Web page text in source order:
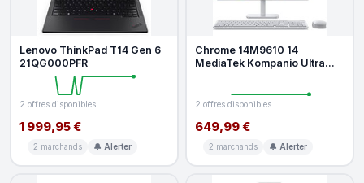
Lenovo ThinkPad T14 Gen 6
21QG000PFR
2 offres disponibles
1 999,95 €
2 marchands 🔔 Alerter
Chrome 14M9610 14
MediaTek Kompanio Ultra
2 offres disponibles
649,99 €
2 marchands 🔔 Alerter